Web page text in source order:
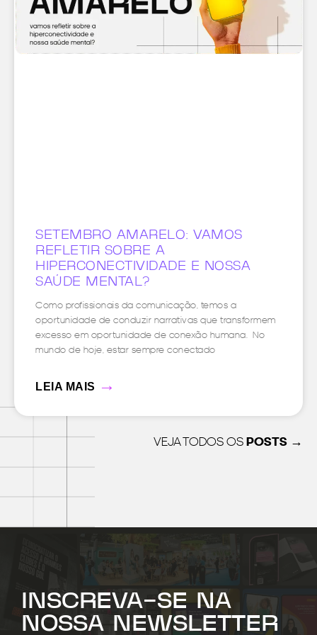
SETEMBRO AMARELO: VAMOS
REFLETIR SOBRE A
HIPERCONECTIVIDADE E NOSSA
SAÚDE MENTAL?
Como profissionais da comunicação, temos a
oportunidade de conduzir narrativas que transformem
excesso em oportunidade de conexão humana. No
mundo de hoje, estar sempre conectado
LEIA MAIS →
VEJA TODOS OSPOSTS →
INSCREVA-SE NA
NOSSA NEWSLETTER